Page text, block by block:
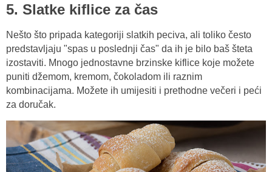
5. Slatke kiflice za čas
Nešto što pripada kategoriji slatkih peciva, ali toliko često
predstavljaju "spas u poslednji čas" da ih je bilo baš šteta
izostaviti. Mnogo jednostavne brzinske kiflice koje možete
puniti džemom, kremom, čokoladom ili raznim
kombinacijama. Možete ih umijesiti i prethodne večeri i peći
za doručak.